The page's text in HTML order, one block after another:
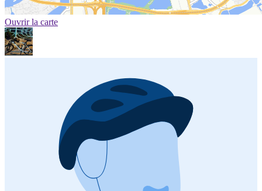
Ouvrir la carte